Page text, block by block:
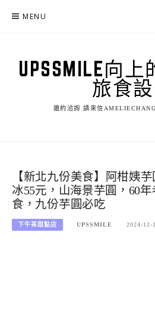
MENU
UPSSMILE向
旅食
邀約洽詢 請來信
【新北九份美食】阿柑姨
冰55元，山海景芋圓，60
食，九份芋圓必吃
下午茶甜點店 UPSSMILE 2024-12-